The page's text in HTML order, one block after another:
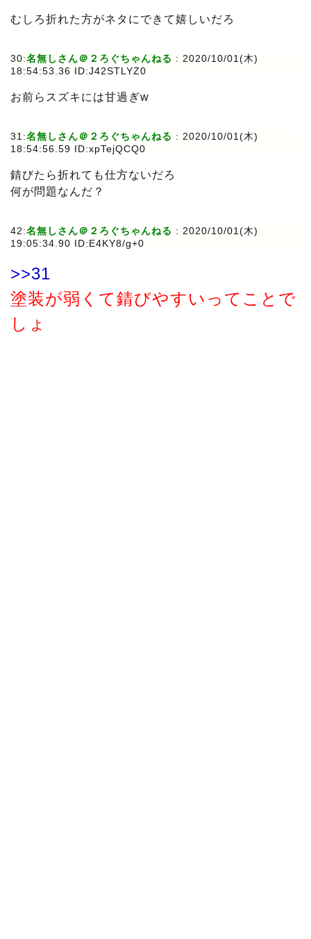
むしろ折れた方がネタにできて嬉しいだろ
30:名無しさん＠２ろぐちゃんねる : 2020/10/01(木)
18:54:53.36 ID:J42STLYZ0
お前らスズキには甘過ぎw
31:名無しさん＠２ろぐちゃんねる : 2020/10/01(木)
18:54:56.59 ID:xpTejQCQ0
錆びたら折れても仕方ないだろ
何が問題なんだ？
42:名無しさん＠２ろぐちゃんねる : 2020/10/01(木)
19:05:34.90 ID:E4KY8/g+0
>>31
塗装が弱くて錆びやすいってことで
しょ